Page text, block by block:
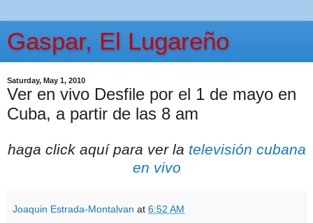
Gaspar, El Lugareño
Saturday, May 1, 2010
Ver en vivo Desfile por el 1 de mayo en
Cuba, a partir de las 8 am
haga click aquí para ver la televisión cubana
en vivo
Joaquin Estrada-Montalvan at 6:52 AM